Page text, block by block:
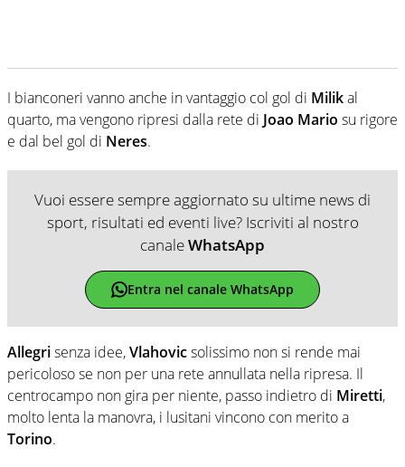
I bianconeri vanno anche in vantaggio col gol di Milikal
quarto, ma vengono ripresi dalla rete di Joao Mario su rigore
e dal bel gol di Neres.
Vuoi essere sempre aggiornato su ultime news di
sport, risultati ed eventi live? Iscriviti al nostro
canaleWhatsApp
Entra nel canale WhatsApp
Allegrisenza idee,Vlahovicsolissimo non si rende mai
pericoloso se non per una rete annullata nella ripresa. Il
centrocampo non gira per niente, passo indietro di Miretti,
molto lenta la manovra, i lusitani vincono con merito a
Torino.